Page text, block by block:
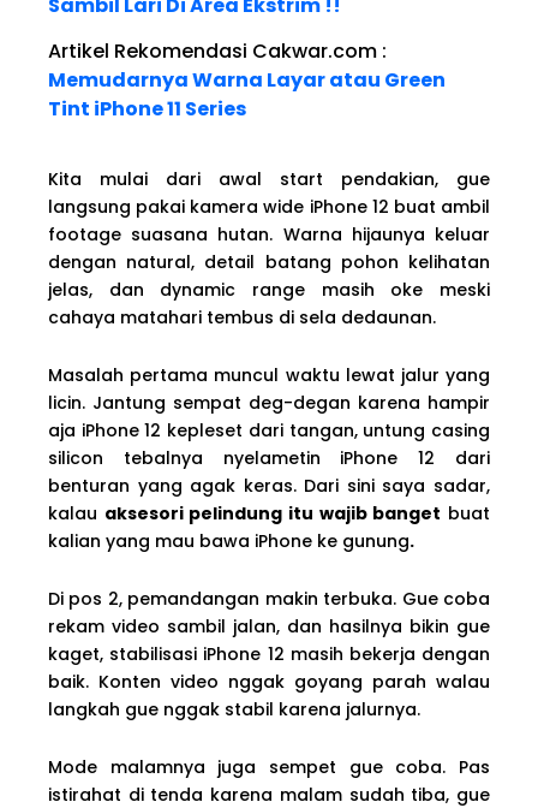
Artikel Rekomendasi Cakwar.com :
Memudarnya Warna Layar atau Green
Tint iPhone 11 Series
Kita mulai dari awal start pendakian, gue
langsung pakai kamera wide iPhone 12 buat ambil
footage suasana hutan. Warna hijaunya keluar
dengan natural, detail batang pohon kelihatan
jelas, dan dynamic range masih oke meski
cahaya matahari tembus di sela dedaunan.
Masalah pertama muncul waktu lewat jalur yang
licin. Jantung sempat deg-degan karena hampir
aja iPhone 12 kepleset dari tangan, untung casing
silicon tebalnya nyelametin iPhone 12 dari
benturan yang agak keras. Dari sini saya sadar,
kalau aksesori pelindung itu wajib banget buat
kalian yang mau bawa iPhone ke gunung.
Di pos 2, pemandangan makin terbuka. Gue coba
rekam video sambil jalan, dan hasilnya bikin gue
kaget, stabilisasi iPhone 12 masih bekerja dengan
baik. Konten video nggak goyang parah walau
langkah gue nggak stabil karena jalurnya.
Mode malamnya juga sempet gue coba. Pas
istirahat di tenda karena malam sudah tiba, gue